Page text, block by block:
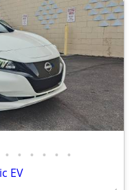
• • • • • •
EV